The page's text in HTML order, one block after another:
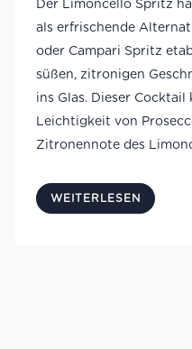
Der Limoncello Spritz
als erfrischende
oder Campari Spritz
süßen, zitronigen
ins Glas. Dieser
Leichtigkeit von
Zitronennote des
WEITERLESEN